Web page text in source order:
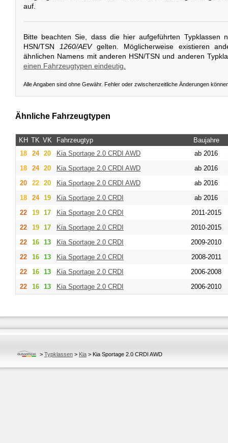
auf.
Bitte beachten Sie, dass die hier aufgeführten Typklassen
HSN/TSN
1260/AEVgelten. Möglicherweise existieren
ähnlichen Namens mit anderen HSN/TSN und anderen
einen Fahrzeugtypen eindeutig.
Alle Angaben sind ohne Gewähr. Fehler oder zwischenzeitliche Änderungen
Ähnliche Fahrzeugtypen
KH TK VK Fahrzeugtyp
Baujahre
18
24 20 Kia Sportage 2.0 CRDI AWD ab 2016
18
24 20 Kia Sportage 2.0 CRDI AWD ab 2016
20
22 20 Kia Sportage 2.0 CRDI AWD ab 2016
18
24 19 Kia Sportage 2.0 CRDI ab 2016
22
19 17 Kia Sportage 2.0 CRDI 2011-2015
22
19 17 Kia Sportage 2.0 CRDI 2010-2015
22
16 13 Kia Sportage 2.0 CRDI 2009-2010
22
16 13 Kia Sportage 2.0 CRDI 2008-2011
22
16 13 Kia Sportage 2.0 CRDI 2006-2008
22
16 13 Kia Sportage 2.0 CRDI 2006-2010
> Typklassen > Kia > Kia Sportage 2.0 CRDI AWD